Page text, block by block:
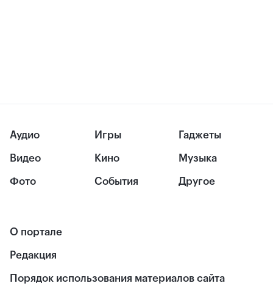
Аудио
Видео
Фото
Игры
Кино
События
Гаджеты
Музыка
Другое
О портале
Редакция
Порядок использования материалов сайта